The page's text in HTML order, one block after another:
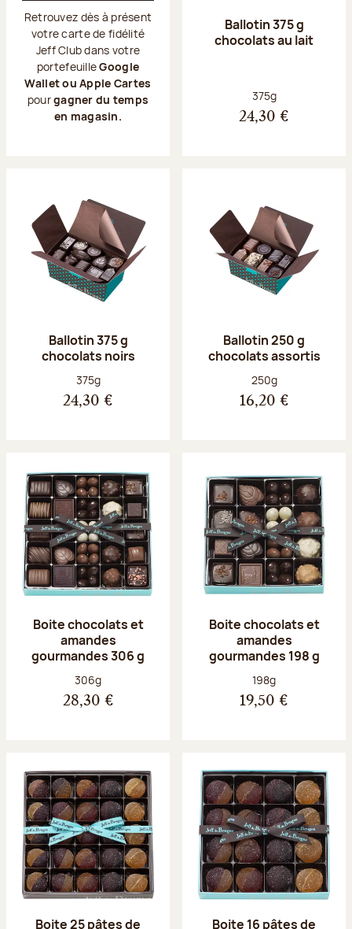
Retrouvez dès à présent
votre carte de fidélité
Jeff Club dans votre
portefeuilleGoogle
Wallet ou Apple Cartes
pourgagner du temps
en magasin.
Ballotin 375 g
chocolats au lait
Poids net :
375g
24,30 €
Ballotin 375 g
chocolats noirs
Poids net :
375g
24,30 €
Ballotin 250 g
chocolats assortis
Poids net :
250g
16,20 €
Boite chocolats et
amandes
gourmandes 306 g
Poids net :
306g
28,30 €
Boite chocolats et
amandes
gourmandes 198 g
Poids net :
198g
19,50 €
Boite 25 pâtes de Boite 16 pâtes de